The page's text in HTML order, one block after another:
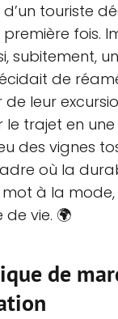
d’un touriste
fois.
subitement,
de
leur
trajet en
des vignes
où la
à la mode,
vie. 🌍
de